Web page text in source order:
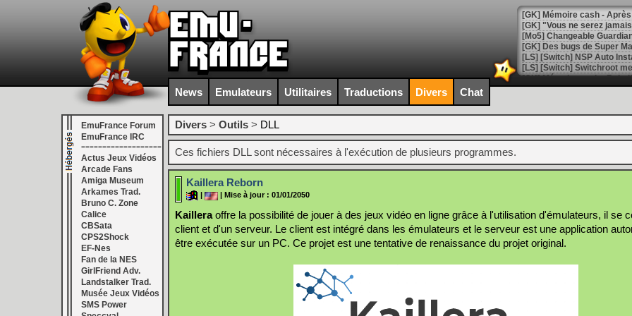
[GK] Mémoire cash -
[GK] "Vous ne serez
[Mo5] Changeable
[GK] Des bugs de Super
[LS] [Switch] NSP Auto
[GK] La saga horrifique
[GK] Le portage de Super
[Mo5] Le jeu de course
[GK] Guillermo del Toro
[LTF] Eté 2026 - Séquence
[GK] Mistfall Hunter : déjà
[GK] Wo Long 2 évolue
[GK] Crossfire : un TPS à
[LS] [PS5] Premiers
News Emulateurs Utilitaires Traductions Divers Chat
EmuFrance Forum
EmuFrance IRC
===================
Actus Jeux Vidéos
Arcade Fans
Amiga Museum
Arkames Trad.
Bruno C. Zone
Calice
CBSata
CPS2Shock
EF-Nes
Fan de la NES
GirlFriend Adv.
Landstalker Trad.
Musée Jeux Vidéos
SMS Power
Divers > Outils > DLL
Ces fichiers DLL sont nécessaires à l'exécution de plusieurs programmes.
Kaillera Reborn
| Mise à jour : 01/01/2050
Kailleraoffre la possibilité de jouer à des jeux vidéo en ligne grâce à l'utilisation d'émulateurs, il se
client et d'un serveur. Le client est intégré dans les émulateurs et le serveur est une application
être exécutée sur un PC. Ce projet est une tentative de renaissance du projet original.